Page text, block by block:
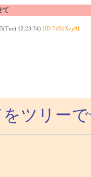
て
12:23:34) [ID:74B1Xzy9]
ツリー